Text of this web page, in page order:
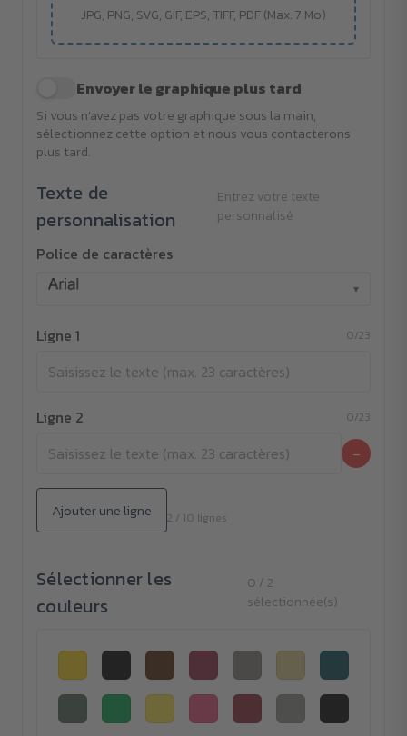
JPG, PNG, SVG, GIF, EPS, TIFF, PDF (Max. 7 Mo)
Envoyer le graphique plus tard
Si vous n'avez pas votre graphique sous la main,
sélectionnez cette option et nous vous contacterons
plus tard.
Texte de
personnalisation
Entrez votre texte
personnalisé
Police de caractères
▾
Ligne 1 0/23
Ligne 2 0/23
−
Ajouter une ligne 2 / 10 lignes
Sélectionner les
couleurs
0 / 2
sélectionnée(s)